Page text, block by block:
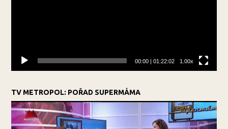
00:00| 01:22:02 1.00x
TV METROPOL: POŘAD SUPERMÁMA
Video
přehrávač